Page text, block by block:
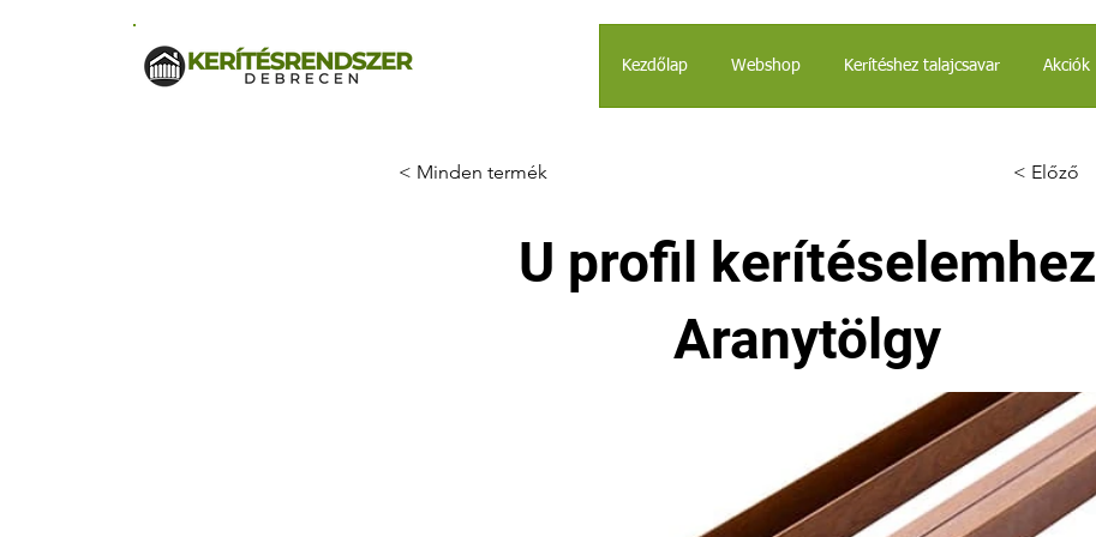
Kezdőlap Webshop Kerítéshez talajcsavar Akciók
< Minden termék < Előző
U profil kerítéselemhez
Aranytölgy